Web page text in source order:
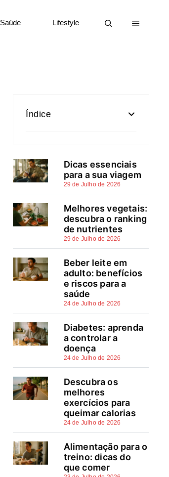
Saúde Lifestyle
Índice
proteção
Coberturas essenciais vs.
extras: onde pode (e não
pode) cortar
Como comparar seguros
automóvel e evitar pagar mais
pelo mesmo
Estratégias práticas para
baixar o prémio sem perder
coberturas-chave
Quando mudar de seguradora
e como negociar melhores
Tomar decisões informadas
poupa centenas de euros
Perguntas frequentes
Fontes e referências
Dicas essenciais
para a sua viagem
29 de Julho de 2026
Melhores vegetais:
descubra o ranking
de nutrientes
29 de Julho de 2026
Beber leite em
adulto: benefícios
e riscos para a
saúde
24 de Julho de 2026
Diabetes: aprenda
a controlar a
doença
24 de Julho de 2026
Descubra os
melhores
exercícios para
queimar calorias
24 de Julho de 2026
Alimentação para o
treino: dicas do
que comer